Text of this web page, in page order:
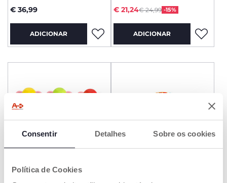
Consentir Detalhes Sobre os cookies
Política de Cookies
€ 36,99
ADICIONAR
Price reduced from
€ 24,99 -15%
to
€ 21,24
ADICIONAR
Strike dos Macaquinhos -
Livro Quinta 123